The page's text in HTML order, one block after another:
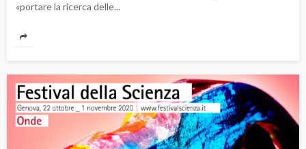
«portare la ricerca delle...